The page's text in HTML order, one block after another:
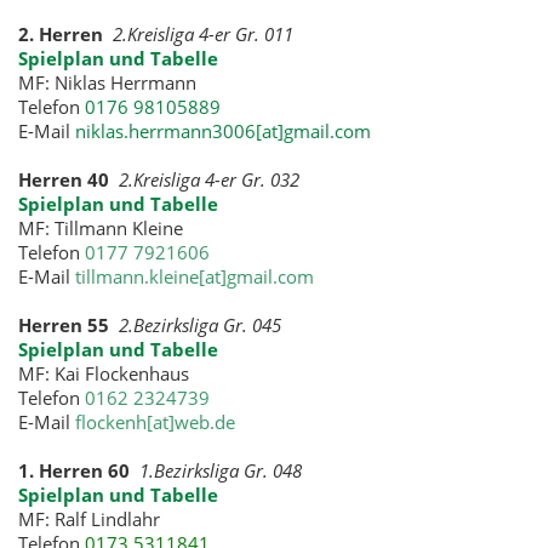
2. Herren 2.Kreisliga 4-er Gr. 011
Spielplan und Tabelle
MF: Niklas Herrmann
Telefon 0176 98105889
E-Mail niklas.herrmann3006[at]gmail.com
Herren 40 2.Kreisliga 4-er Gr. 032
Spielplan und Tabelle
MF: Tillmann Kleine
Telefon 0177 7921606
E-Mail tillmann.kleine[at]gmail.com
Herren 55 2.Bezirksliga Gr. 045
Spielplan und Tabelle
MF: Kai Flockenhaus
Telefon 0162 2324739
E-Mail flockenh[at]web.de
1. Herren 60 1.Bezirksliga Gr. 048
Spielplan und Tabelle
MF: Ralf Lindlahr